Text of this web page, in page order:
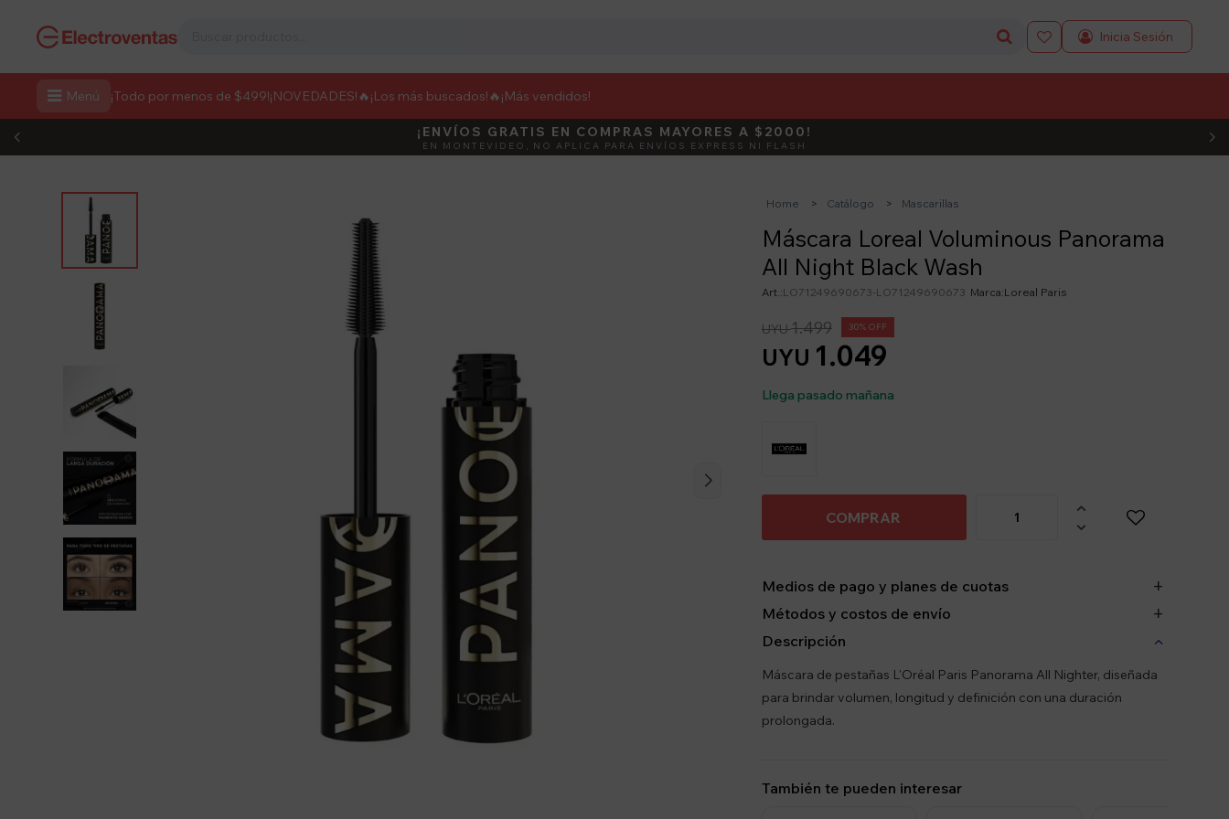
 Menú ¡Todo por menos de $499!¡NOVEDADES! 🔥¡Los más buscados!🔥 ¡Más vendidos!

DEBUT ACTIVÁ EL CÓDIGO
¡ENVÍOS GRATIS EN COMPRAS MAYORES A $2000!
EN MONTEVIDEO, NO APLICA PARA ENVÍOS EXPRESS NI FLASH
Home Catálogo Mascarillas
Máscara Loreal Voluminous Panorama
All Night Black Wash
LO71249690673-LO71249690673 Loreal Paris
UYU 1.049
UYU1.499 30
Llega pasado mañana
COMPRAR


Medios de pago y planes de cuotas
Métodos y costos de envío
Descripción
Máscara de pestañas L'Oréal Paris Panorama All Nighter, diseñada
para brindar volumen, longitud y definición con una duración
prolongada.
También te pueden interesar